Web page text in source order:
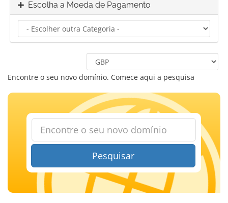
Escolha a Moeda de Pagamento
Encontre o seu novo domínio. Comece aqui a pesquisa
Pesquisar